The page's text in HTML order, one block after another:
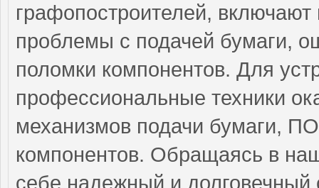
графопостроителей,
проблемы с подачей бумаги,
поломки компонентов. Для
профессиональные техники
механизмов подачи бумаги,
компонентов. Обращаясь в
себе надежный и долговечный